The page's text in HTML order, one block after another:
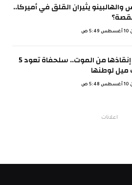
والهالبينو يثيران القلق في أميركا..
ص
بعد إنقاذها من الموت.. سلحفاة تعود 5
ميل لوطنها
ص
اعلانات